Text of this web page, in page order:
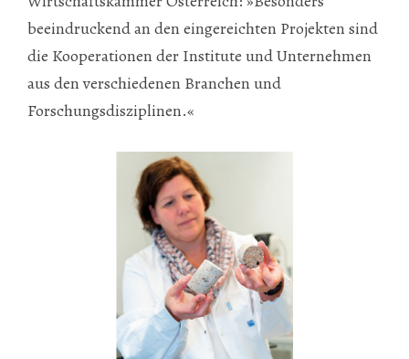
beeindruckend an den eingereichten Projekten sind
die Kooperationen der Institute und Unternehmen
aus den verschiedenen Branchen und
Forschungsdisziplinen.«